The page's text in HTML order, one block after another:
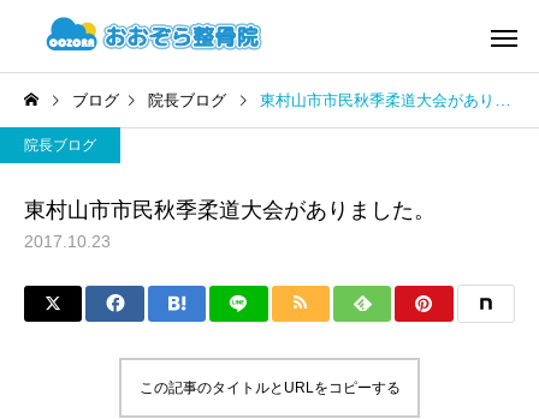
ブログ 院長ブログ 東村山市市民秋季柔道大会がありました。
院長ブログ
東村山市市民秋季柔道大会がありました。
2017.10.23
この記事のタイトルとURLをコピーする